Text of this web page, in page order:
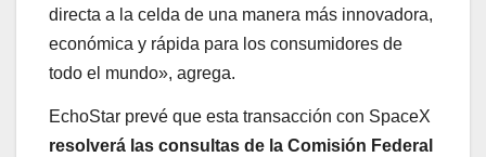
directa a la celda de una manera más innovadora,
económica y rápida para los consumidores de
todo el mundo», agrega.
EchoStar prevé que esta transacción con SpaceX
resolverá las consultas de la Comisión Federal